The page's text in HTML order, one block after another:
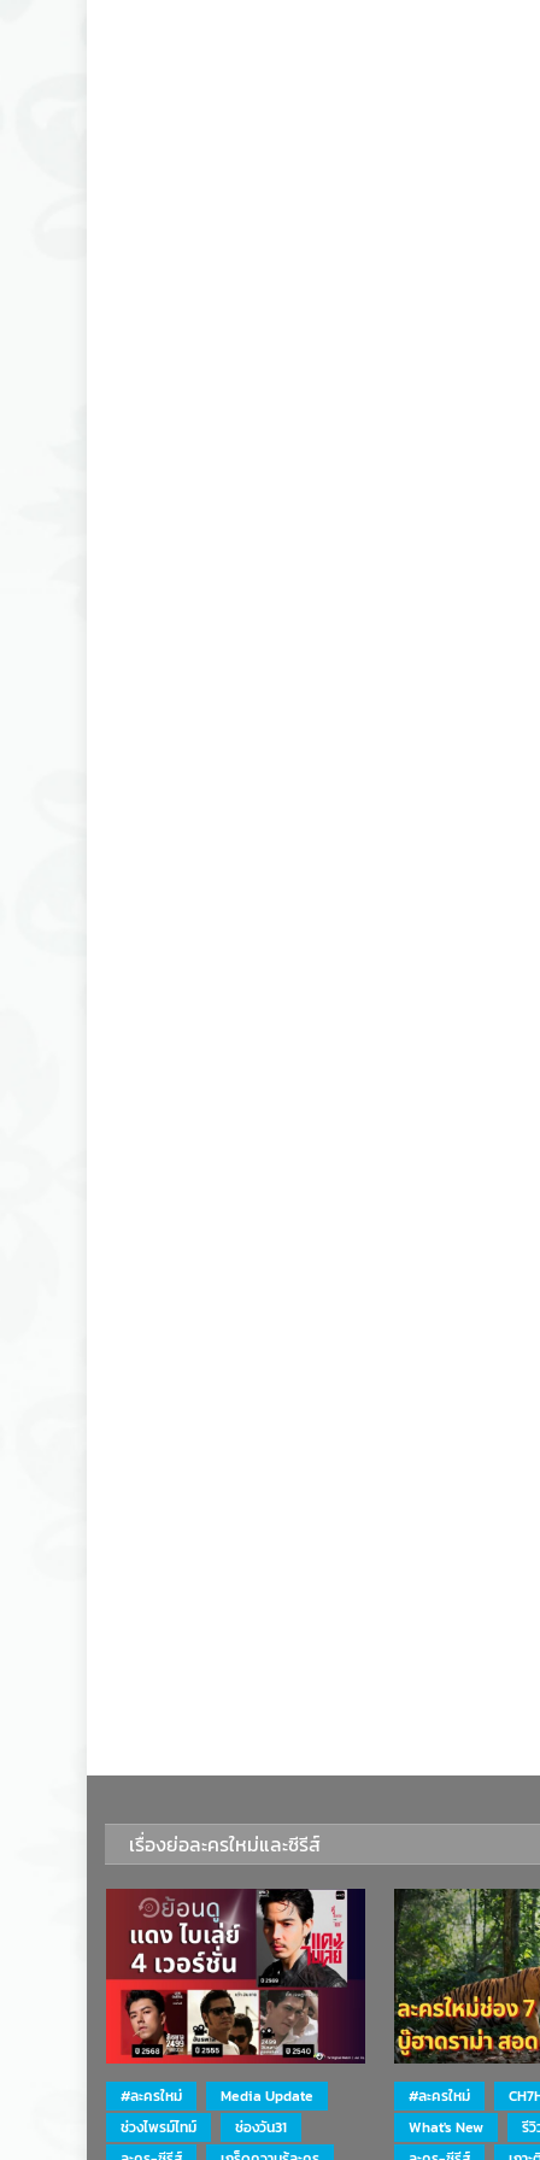
เรื่องย่อละครใหม่และซีรีส์
#ละครใหม่
Media Update
ช่วงไพรม์ไทม์
ช่องวัน31
#ละครใหม่
What's New
รี